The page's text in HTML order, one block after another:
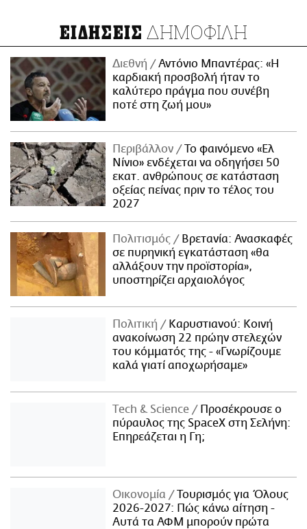
ΕΙΔΗΣΕΙΣ ΔΗΜΟΦΙΛΗ
Διεθνή
Αντόνιο Μπαντέρας: «Η
καρδιακή προσβολή ήταν το
καλύτερο πράγμα που συνέβη
ποτέ στη ζωή μου»
Περιβάλλον
Το φαινόμενο «Ελ
Νίνιο» ενδέχεται να οδηγήσει 50
εκατ. ανθρώπους σε κατάσταση
οξείας πείνας πριν το τέλος του
2027
Πολιτισμός
Βρετανία: Ανασκαφές
σε πυρηνική εγκατάσταση «θα
αλλάξουν την προϊστορία»,
υποστηρίζει αρχαιολόγος
Πολιτική
Καρυστιανού: Κοινή
ανακοίνωση 22 πρώην στελεχών
του κόμματός της - «Γνωρίζουμε
καλά γιατί αποχωρήσαμε»
Τech & Science
Προσέκρουσε ο
πύραυλος της SpaceX στη Σελήνη:
Επηρεάζεται η Γη;
Οικονομία
Τουρισμός για Όλους
2026-2027: Πώς κάνω αίτηση -
Αυτά τα ΑΦΜ μπορούν πρώτα